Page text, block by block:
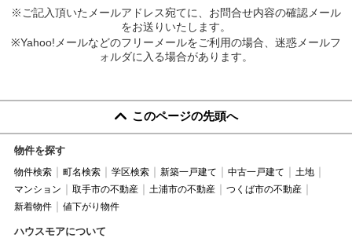
※ご記入頂いたメールアドレス宛てに、お問合せ内容の確認メール
をお送りいたします。
※Yahoo!メールなどのフリーメールをご利用の場合、迷惑メールフ
ォルダに入る場合があります。
このページの先頭へ
物件を探す
物件検索 町名検索 学区検索 新築一戸建て 中古一戸建て
土地
マンション
取手市の不動産 土浦市の不動産
つくば市の不動産
新着物件
値下がり物件
ハウスモアについて